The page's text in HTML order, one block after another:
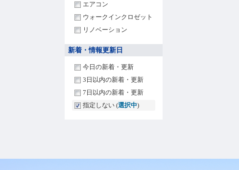
エアコン
ウォークインクロゼット
リノベーション
新着・情報更新日
今日の新着・更新
3日以内の新着・更新
7日以内の新着・更新
指定しない (選択中)